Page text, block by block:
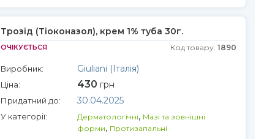
Трозід (Тіоконазол), крем 1% туба 30г.
ОЧІКУЄТЬСЯ Код товару: 1890
Виробник: Giuliani (Італія)
Ціна: 430 грн
Придатний до: 30.04.2025
У категорії: Дерматологічні, Мазі та зовнішні
форми, Протизапальні